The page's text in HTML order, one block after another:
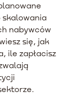
nabywców
się, jak
ile zapłacisz